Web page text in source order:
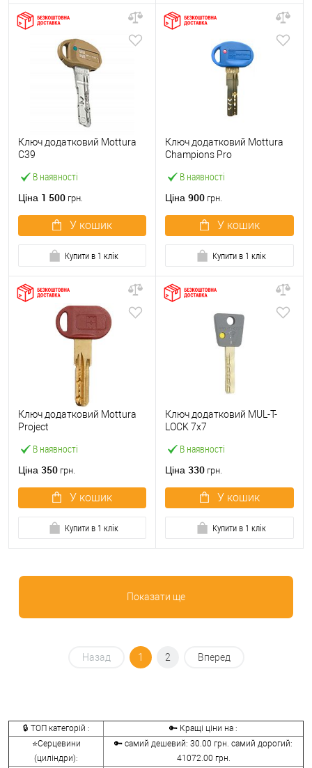
В наявності
Ключ додатковий Mottura
C39
Ціна 1 500 грн.
У кошик
Купити в 1 клік
В наявності
Ключ додатковий Mottura
Champions Pro
Ціна 900 грн.
У кошик
Купити в 1 клік
В наявності
Ключ додатковий Mottura
Project
Ціна 350 грн.
У кошик
Купити в 1 клік
В наявності
Ключ додатковий MUL-T-
LOCK 7x7
Ціна 330 грн.
У кошик
Купити в 1 клік
Показати ще
Назад 1 2 Вперед
🔒 ТОП категорій :
🔑 Кращі ціни на :
⭐Серцевини
(циліндри):
🔑 самий дешевий: 30.00 грн. самий дорогий:
41072.00 грн.